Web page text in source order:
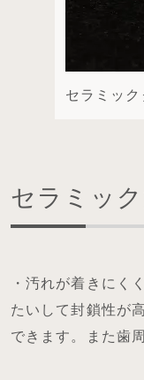
セラミック
セラミッ
・汚れが着きにく
たいして封鎖性が
できます。また歯